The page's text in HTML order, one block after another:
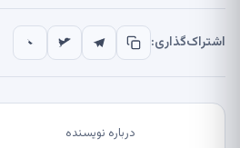
اشتراک‌گذاری:
درباره نویسنده